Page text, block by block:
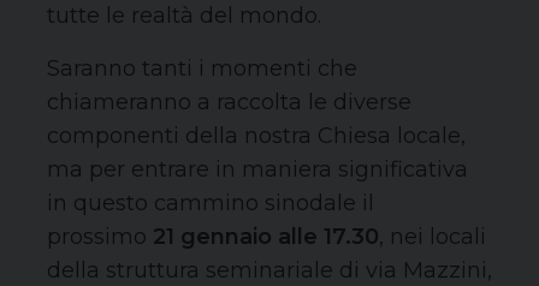
tutte le realtà del mondo.
Saranno tanti i momenti che
chiameranno a raccolta le diverse
componenti della nostra Chiesa locale,
ma per entrare in maniera significativa
in questo cammino sinodale il
prossimo 21 gennaio alle 17.30, nei locali
della struttura seminariale di via Mazzini,